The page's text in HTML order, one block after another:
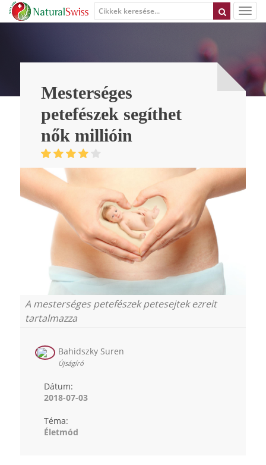
Mesterséges
petefészek segíthet
nők millióin
A mesterséges petefészek petesejtek ezreit
tartalmazza
Bahidszky Suren
Újságíró
Dátum:
2018-07-03
Téma:
Életmód